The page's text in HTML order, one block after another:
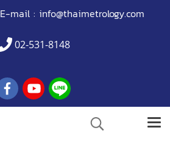
E-mail : info@thaimetrology.com
02-531-8148